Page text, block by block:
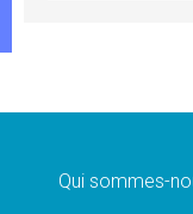
Qui sommes-